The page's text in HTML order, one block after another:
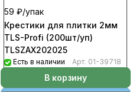
59 ₽/упак
Крестики для плитки 2мм
TLS-Profi (200шт/уп)
TLSZAX202025
Есть в наличии Арт. 01-39718
В корзину